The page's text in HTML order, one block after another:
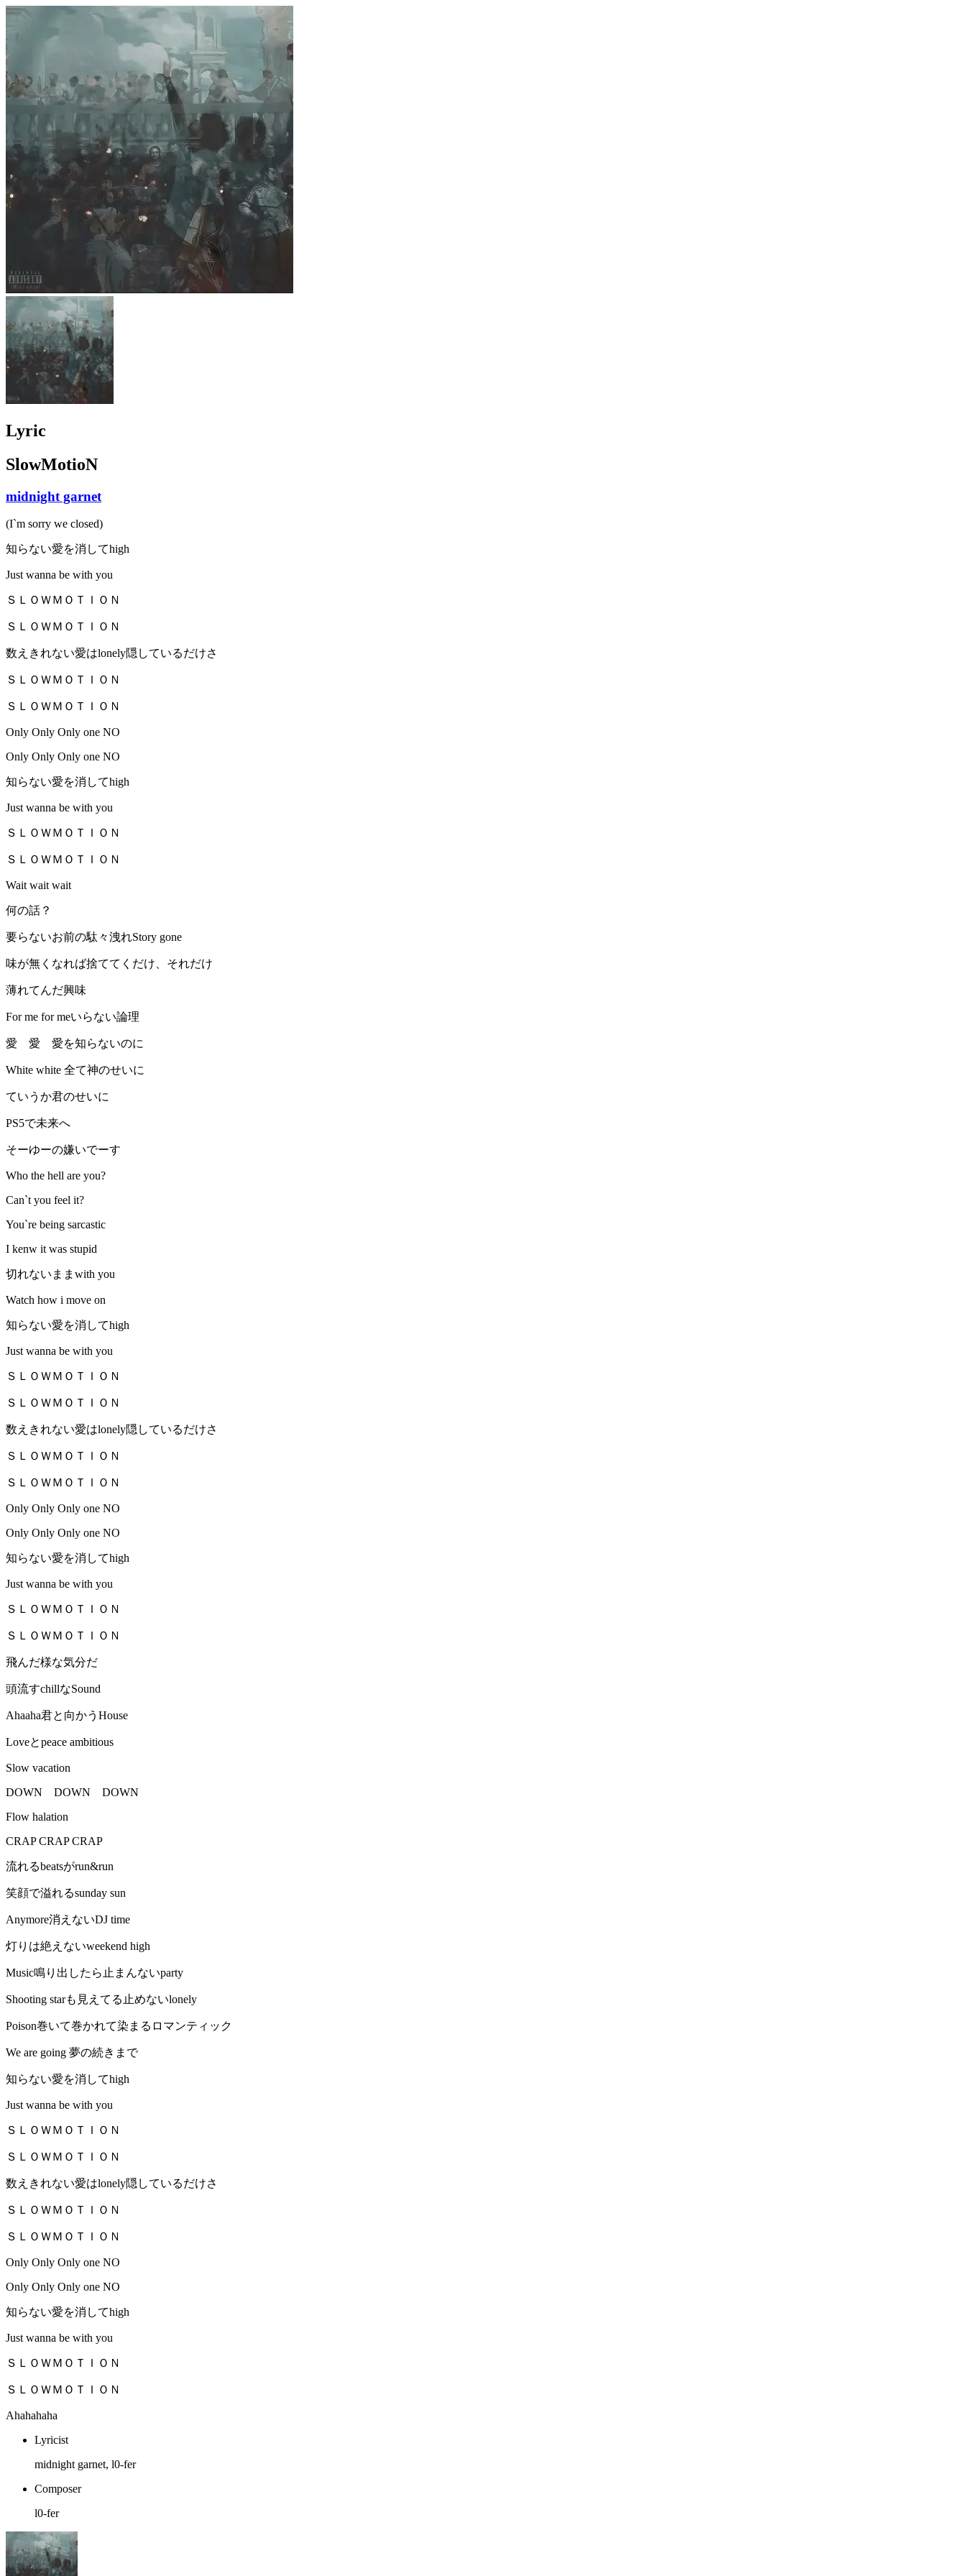
Lyric
SlowMotioN
midnight garnet
(I`m sorry we closed)
知らない愛を消してhigh
Just wanna be with you
ＳＬＯＷＭＯＴＩＯＮ
ＳＬＯＷＭＯＴＩＯＮ
数えきれない愛はlonely隠しているだけさ
ＳＬＯＷＭＯＴＩＯＮ
ＳＬＯＷＭＯＴＩＯＮ
Only Only Only one NO
Only Only Only one NO
知らない愛を消してhigh
Just wanna be with you
ＳＬＯＷＭＯＴＩＯＮ
ＳＬＯＷＭＯＴＩＯＮ
Wait wait wait
何の話？
要らないお前の駄々洩れStory gone
味が無くなれば捨ててくだけ、それだけ
薄れてんだ興味
For me for meいらない論理
愛 愛 愛を知らないのに
White white 全て神のせいに
ていうか君のせいに
PS5で未来へ
そーゆーの嫌いでーす
Who the hell are you?
Can`t you feel it?
You`re being sarcastic
I kenw it was stupid
切れないままwith you
Watch how i move on
知らない愛を消してhigh
Just wanna be with you
ＳＬＯＷＭＯＴＩＯＮ
ＳＬＯＷＭＯＴＩＯＮ
数えきれない愛はlonely隠しているだけさ
ＳＬＯＷＭＯＴＩＯＮ
ＳＬＯＷＭＯＴＩＯＮ
Only Only Only one NO
Only Only Only one NO
知らない愛を消してhigh
Just wanna be with you
ＳＬＯＷＭＯＴＩＯＮ
ＳＬＯＷＭＯＴＩＯＮ
飛んだ様な気分だ
頭流すchillなSound
Ahaaha君と向かうHouse
Loveとpeace ambitious
Slow vacation
DOWN DOWN DOWN
Flow halation
CRAP CRAP CRAP
流れるbeatsがrun&run
笑顔で溢れるsunday sun
Anymore消えないDJ time
灯りは絶えないweekend high
Music鳴り出したら止まんないparty
Shooting starも見えてる止めないlonely
Poison巻いて巻かれて染まるロマンティック
We are going 夢の続きまで
知らない愛を消してhigh
Just wanna be with you
ＳＬＯＷＭＯＴＩＯＮ
ＳＬＯＷＭＯＴＩＯＮ
数えきれない愛はlonely隠しているだけさ
ＳＬＯＷＭＯＴＩＯＮ
ＳＬＯＷＭＯＴＩＯＮ
Only Only Only one NO
Only Only Only one NO
知らない愛を消してhigh
Just wanna be with you
ＳＬＯＷＭＯＴＩＯＮ
ＳＬＯＷＭＯＴＩＯＮ
Ahahahaha
Lyricist
midnight garnet, l0-fer
Composer
l0-fer